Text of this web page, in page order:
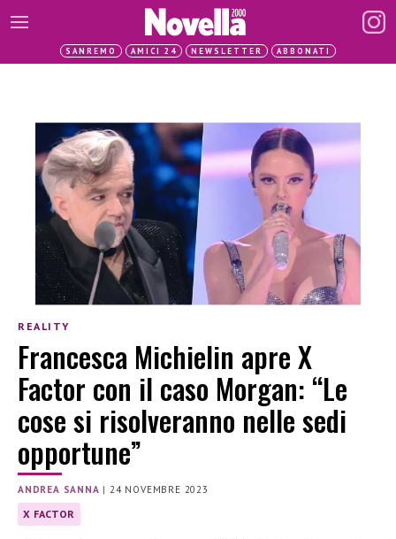
SANREMO AMICI 24 NEWSLETTER ABBONATI
REALITY
Francesca Michielin apre X
Factor con il caso Morgan: “Le
cose si risolveranno nelle sedi
opportune”
ANDREA SANNA |24 NOVEMBRE 2023
X FACTOR